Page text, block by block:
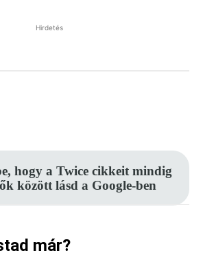
Hirdetés
hogy a Twice cikkeit mindig
között lásd a Google-ben
már?